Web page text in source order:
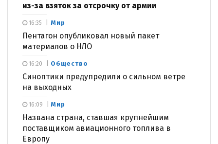
из-за взяток за отсрочку от армии
Мир
Пентагон опубликовал новый пакет
материалов о НЛО
16:35
Общество
Синоптики предупредили о сильном ветре
на выходных
16:20
Мир
Названа страна, ставшая крупнейшим
поставщиком авиационного топлива в
Европу
16:09